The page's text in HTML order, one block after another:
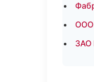
ООО
ЗАО